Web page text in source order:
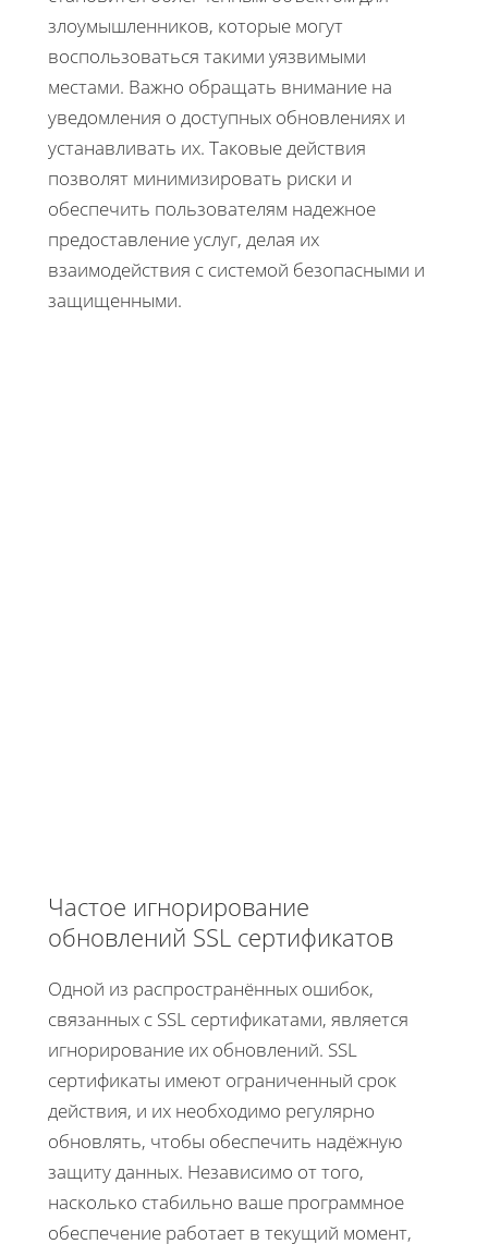
злоумышленников, которые могут
воспользоваться такими уязвимыми
местами. Важно обращать внимание на
уведомления о доступных обновлениях и
устанавливать их. Таковые действия
позволят минимизировать риски и
обеспечить пользователям надежное
предоставление услуг, делая их
взаимодействия с системой безопасными и
защищенными.
Частое игнорирование
обновлений SSL сертификатов
Одной из распространённых ошибок,
связанных с SSL сертификатами, является
игнорирование их обновлений. SSL
сертификаты имеют ограниченный срок
действия, и их необходимо регулярно
обновлять, чтобы обеспечить надёжную
защиту данных. Независимо от того,
насколько стабильно ваше программное
обеспечение работает в текущий момент,